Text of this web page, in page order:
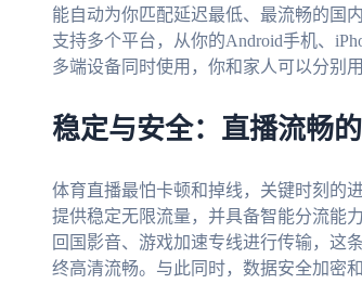
能自动为你匹配延迟最低、最流畅的国
支持多个平台，从你的Android手机、
多端设备同时使用，你和家人可以分别
稳定与安全：直播流畅
体育直播最怕卡顿和掉线，关键时刻的
提供稳定无限流量，并具备智能分流能
回国影音、游戏加速专线进行传输，这
终高清流畅。与此同时，数据安全加密